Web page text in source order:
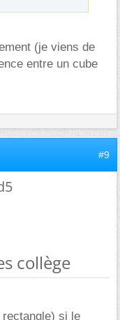
(je viens de
entre un cube
#9
collège
si le